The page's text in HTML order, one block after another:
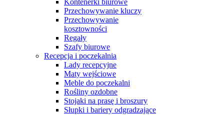
Przechowywanie kluczy
Przechowywanie
kosztowności
Regały
Szafy biurowe
Recepcja i poczekalnia
Lady recepcyjne
Maty wejściowe
Meble do poczekalni
Rośliny ozdobne
Stojaki na prasę i broszury
Słupki i bariery odgradzające